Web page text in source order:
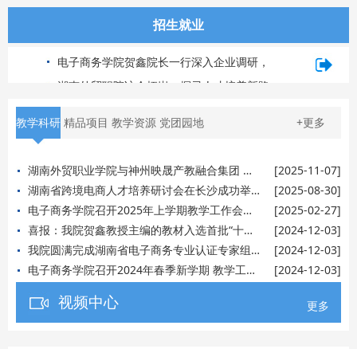
招生就业
电子商务学院贺鑫院长一行深入企业调研，
访企拓岗促就业
湖南外贸职院访企拓岗：探寻人才培养新路
径
教学科研 精品项目 教学资源 党团园地 +更多
湖南外贸职业学院与神州映晟产教融合集团 共建“数字经济产业学院”
[2025-11-07]
湖南省跨境电商人才培养研讨会在长沙成功举办 —湖南外贸职业学院电商学院积极参与2025湖南（长沙）跨境电商交易
[2025-08-30]
电子商务学院召开2025年上学期教学工作会议 暨跨境电商专业群建设推进大会
[2025-02-27]
喜报：我院贺鑫教授主编的教材入选首批“十四五”职业教育国家规划教材名单
[2024-12-03]
我院圆满完成湖南省电子商务专业认证专家组现场考察工作
[2024-12-03]
电子商务学院召开2024年春季新学期 教学工作会议
[2024-12-03]
视频中心 更多